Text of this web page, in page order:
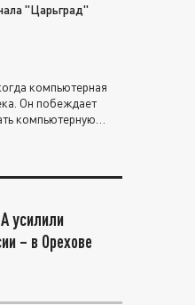
"Царьград"
компьютерная
Он побеждает
компьютерную
усилили
– в Орехове